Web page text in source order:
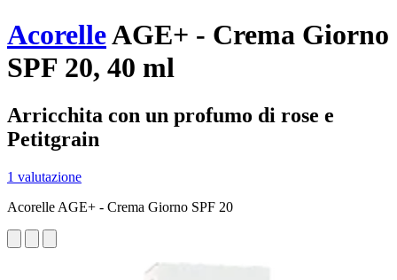
AcorelleAGE+ - Crema Giorno
SPF 20, 40 ml
Arricchita con un profumo di rose e
Petitgrain
1 valutazione
Acorelle AGE+ - Crema Giorno SPF 20